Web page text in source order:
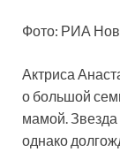
Фото: РИА
Актриса
о большой
мамой. Звезда
однако